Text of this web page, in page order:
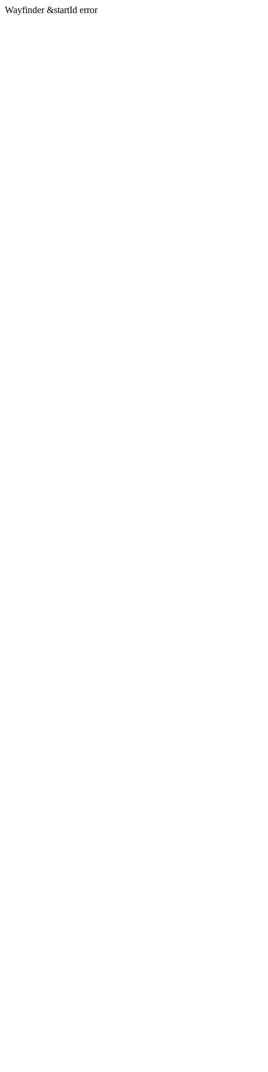
Wayfinder &startId error